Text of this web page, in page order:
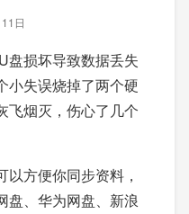
11日
盘损坏导致数据丢失
小失误烧掉了两个硬
飞烟灭，伤心了几个
方便你同步资料，
盘、华为网盘、新浪